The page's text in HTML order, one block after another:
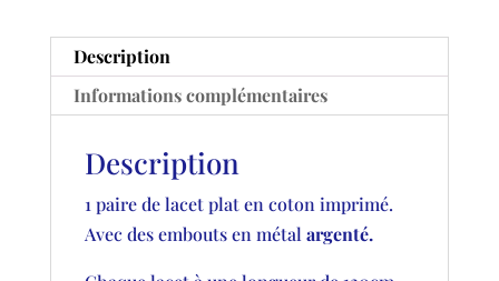
Description
Informations complémentaires
Description
1 paire de lacet plat en coton imprimé.
Avec des embouts en métal argenté.